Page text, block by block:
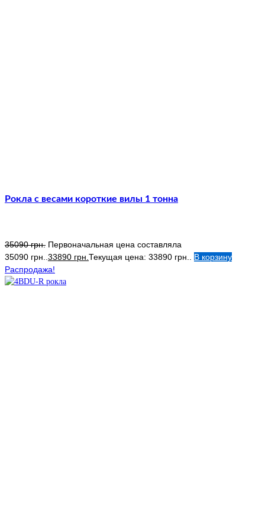
Рокла с весами короткие вилы 1 тонна
35090грн. Первоначальная цена составляла
35090 грн.. 33890 грн. Текущая цена: 33890 грн..
В корзину
Распродажа!